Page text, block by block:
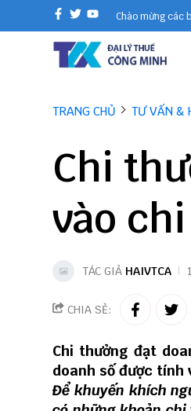
Chào mừng các
TRANG CHỦ TƯ VẤN &
Chi
vào
TÁC GIẢ HAIVTCA
CHIA SẺ:
Chi thưởng đạt
doanh số được tính
Để khuyến khích